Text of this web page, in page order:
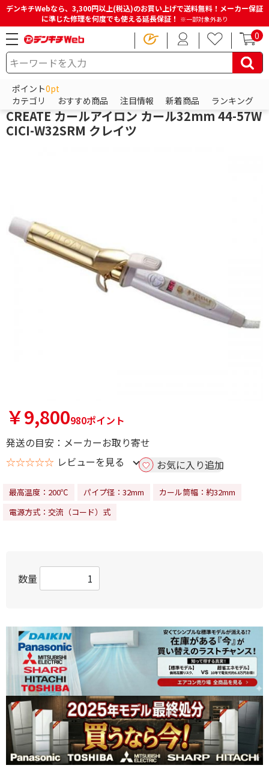
デンキチWebなら、3,300円以上(税込)のお買い上げで送料無料！メーカー保証
に準じた修理を何度でも使える延長保証！ ※一部対象外あり
0
ポイント0pt
カテゴリ
おすすめ商品 注目情報 新着商品 ランキング
HOME 商品一覧ページ ビューティー・健康家電
クレイツ
CREATE カールアイロン カール32mm 44-57W
CICI-W32SRM クレイツ
￥9,800980ポイント
発送の目安：メーカーお取り寄せ
☆☆☆☆☆ レビューを見る お気に入り追加
最高温度：200℃ パイプ径：32mm
カール筒幅：約32mm
電源方式：交流（コード）式
数量